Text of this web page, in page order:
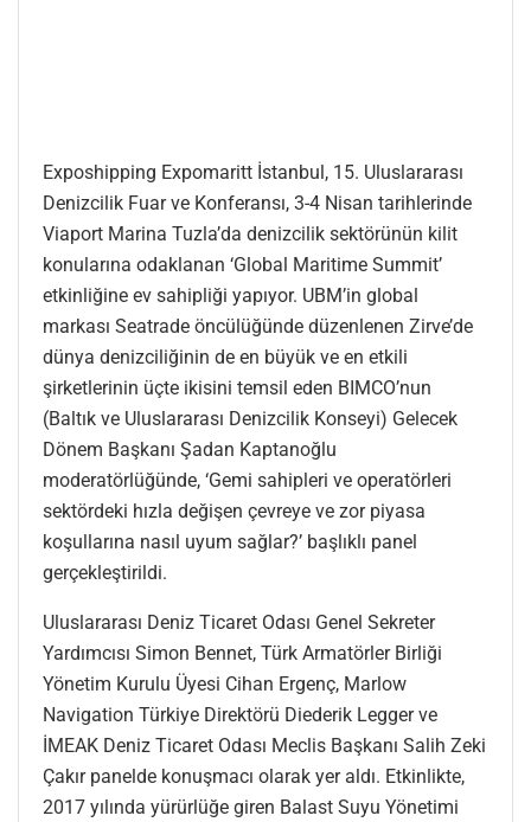
Exposhipping Expomaritt İstanbul, 15. Uluslararası
Denizcilik Fuar ve Konferansı, 3-4 Nisan tarihlerinde
Viaport Marina Tuzla’da denizcilik sektörünün kilit
konularına odaklanan ‘Global Maritime Summit’
etkinliğine ev sahipliği yapıyor. UBM’in global
markası Seatrade öncülüğünde düzenlenen Zirve’de
dünya denizciliğinin de en büyük ve en etkili
şirketlerinin üçte ikisini temsil eden BIMCO’nun
(Baltık ve Uluslararası Denizcilik Konseyi) Gelecek
Dönem Başkanı Şadan Kaptanoğlu
moderatörlüğünde, ‘Gemi sahipleri ve operatörleri
sektördeki hızla değişen çevreye ve zor piyasa
koşullarına nasıl uyum sağlar?’ başlıklı panel
gerçekleştirildi.
Uluslararası Deniz Ticaret Odası Genel Sekreter
Yardımcısı Simon Bennet, Türk Armatörler Birliği
Yönetim Kurulu Üyesi Cihan Ergenç, Marlow
Navigation Türkiye Direktörü Diederik Legger ve
İMEAK Deniz Ticaret Odası Meclis Başkanı Salih Zeki
Çakır panelde konuşmacı olarak yer aldı. Etkinlikte,
2017 yılında yürürlüğe giren Balast Suyu Yönetimi